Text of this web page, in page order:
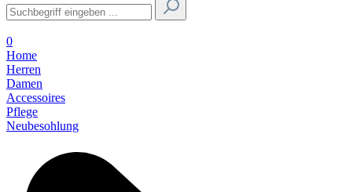
0
Home
Herren
Damen
Accessoires
Pflege
Neubesohlung